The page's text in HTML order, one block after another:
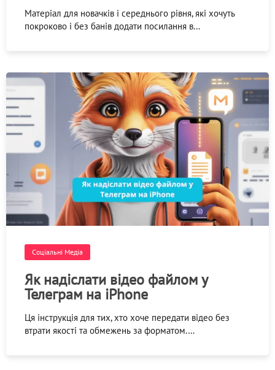
Матеріал для новачків і середнього рівня, які хочуть
покроково і без банів додати посилання в…
Соціальні Медіа
Як надіслати відео файлом у
Телеграм на iPhone
Ця інструкція для тих, хто хоче передати відео без
втрати якості та обмежень за форматом.…